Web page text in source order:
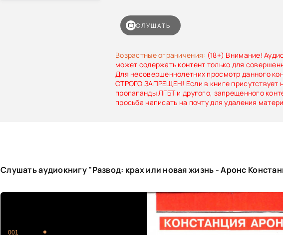
оставаться верными друзьями,
взаимоотношений после краха
Какими наблюдениями могут похвастаться
конфликтными ситуациями при завершении
людей с различными моделями поведения?
опыт может стать полезным в
отношения к конкретной ситуации.
Возрастные ограничения: (18+) Внимание!
может содержать контент только для
Для несовершеннолетних просмотр данного
СТРОГО ЗАПРЕЩЕН! Если в книге присутствует
пропаганды ЛГБТ и другого, запрещенного
просьба написать на почту для удаления
СЛУШАТЬ
Слушать аудиокнигу "Развод: крах или новая жизнь - Аронс
001